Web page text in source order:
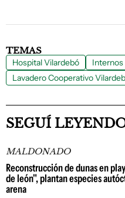
TEMAS
Hospital Vilardebó
Lavadero Cooperativo
SEGUÍ
MALDONADO
Reconstrucción de dunas en
de león", plantan especies
arena